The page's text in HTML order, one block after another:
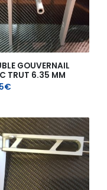
GOUVERNAIL
TRUT 6.35 MM
€